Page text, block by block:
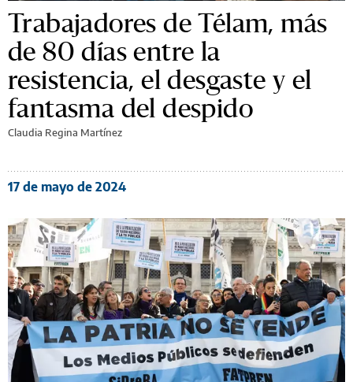
Trabajadores de Télam, más
de 80 días entre la
resistencia, el desgaste y el
fantasma del despido
Claudia Regina Martínez
17 de mayo de 2024